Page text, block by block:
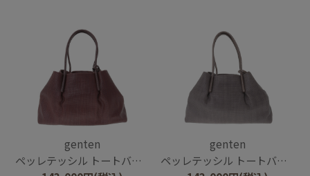
genten
ペッレテッシル トートバッグ
genten
ペッレテッシル トートバッグ